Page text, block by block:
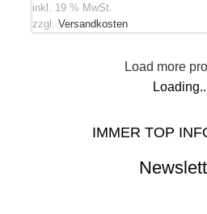
inkl. 19 % MwSt.
zzgl. Versandkosten
Load more
IMMER TOP